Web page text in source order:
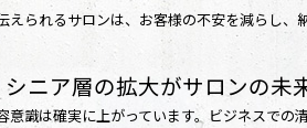
えられるサロンは、お客様の不安を減らし
ニア層の拡大がサロンの未
意識は確実に上がっています。ビジネスでの